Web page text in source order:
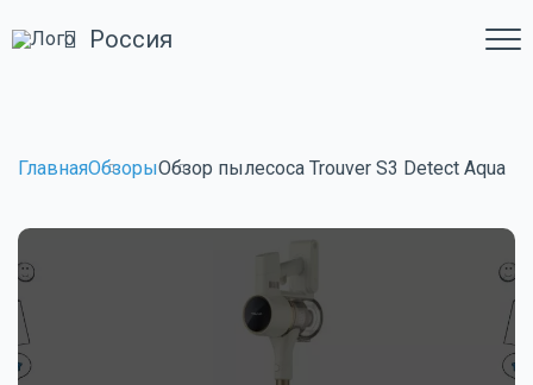
Россия
ГлавнаяОбзорыОбзор пылесоса Trouver S3 Detect Aqua